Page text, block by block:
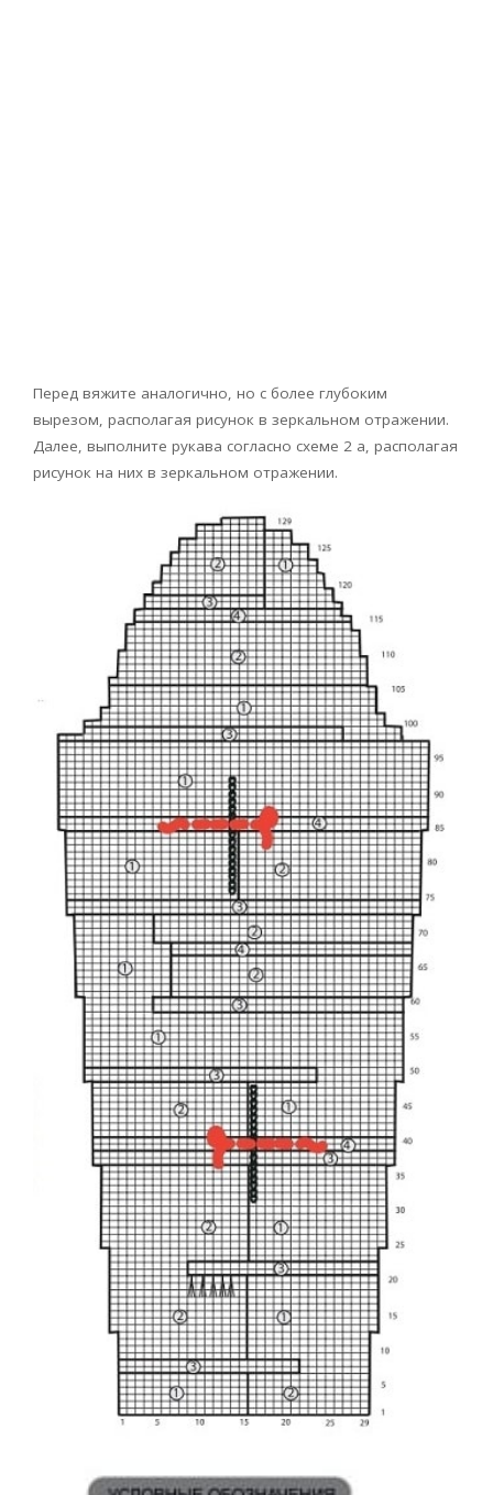
Перед вяжите аналогично, но с более глубоким
вырезом, располагая рисунок в зеркальном отражении.
Далее, выполните рукава согласно схеме 2 а, располагая
рисунок на них в зеркальном отражении.